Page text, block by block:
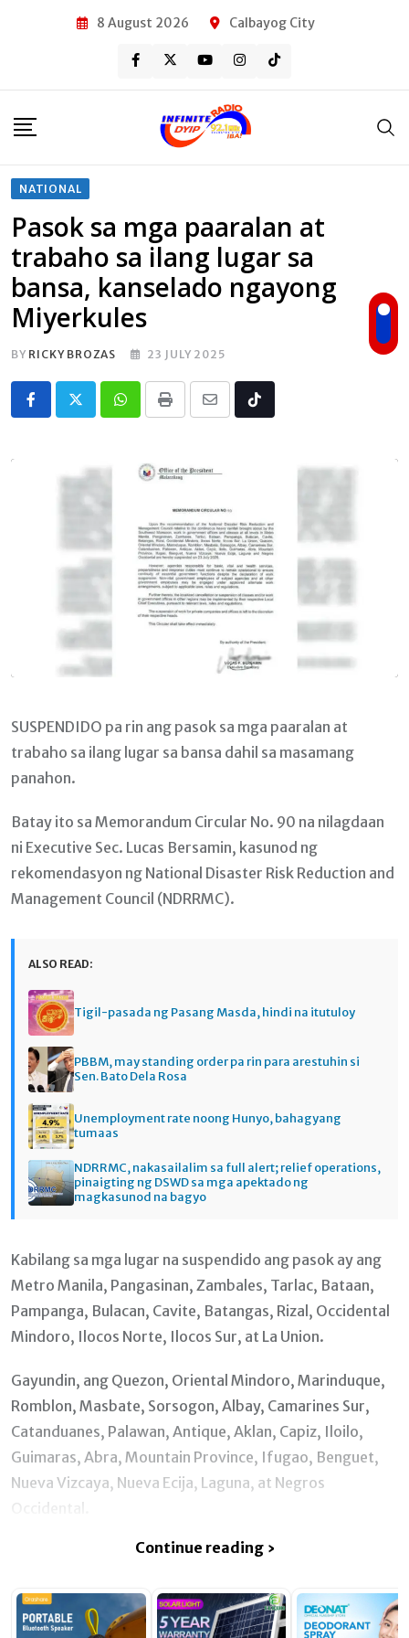
8 August 2026 Calbayog City
NATIONAL
Pasok sa mga paaralan at
trabaho sa ilang lugar sa
bansa, kanselado ngayong
Miyerkules
BY RICKY BROZAS 23 JULY 2025
Whatsapp
Print
Share Tiktok
SUSPENDIDO pa rin ang pasok sa mga paaralan at
trabaho sa ilang lugar sa bansa dahil sa masamang
panahon.
Batay ito sa Memorandum Circular No. 90 na nilagdaan
ni Executive Sec. Lucas Bersamin, kasunod ng
rekomendasyon ng National Disaster Risk Reduction and
Management Council (NDRRMC).
ALSO READ:
Tigil-pasada ng Pasang Masda, hindi na itutuloy
PBBM, may standing order pa rin para arestuhin si
Sen. Bato Dela Rosa
Unemployment rate noong Hunyo, bahagyang
tumaas
NDRRMC, nakasailalim sa full alert; relief operations,
pinaigting ng DSWD sa mga apektado ng
magkasunod na bagyo
Kabilang sa mga lugar na suspendido ang pasok ay ang
Metro Manila, Pangasinan, Zambales, Tarlac, Bataan,
Pampanga, Bulacan, Cavite, Batangas, Rizal, Occidental
Mindoro, Ilocos Norte, Ilocos Sur, at La Union.
Gayundin, ang Quezon, Oriental Mindoro, Marinduque,
Romblon, Masbate, Sorsogon, Albay, Camarines Sur,
Catanduanes, Palawan, Antique, Aklan, Capiz, Iloilo,
Guimaras, Abra, Mountain Province, Ifugao, Benguet,
Nueva Vizcaya, Nueva Ecija, Laguna, at Negros
Occidental.
Continue reading ›